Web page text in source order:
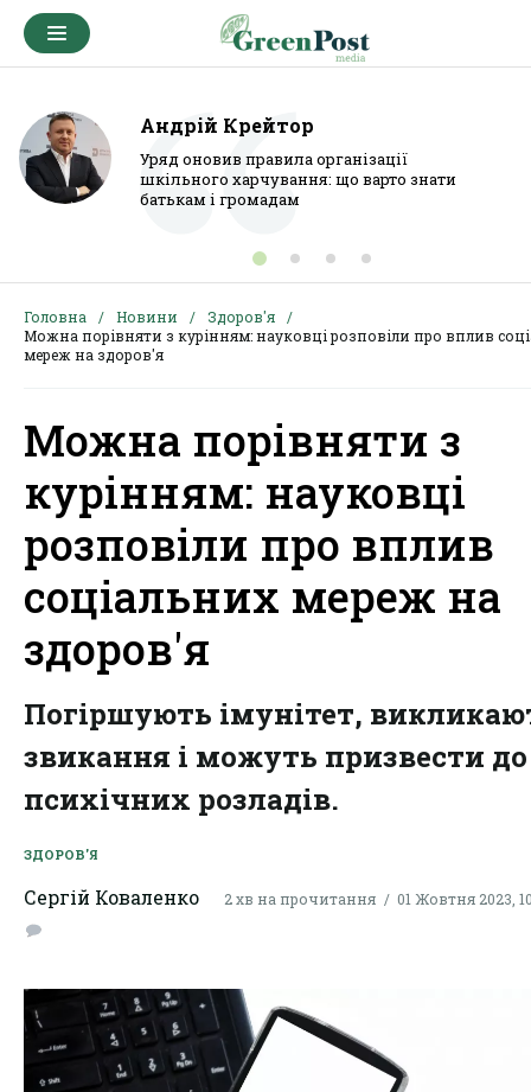
Андрій Крейтор
Уряд оновив правила організації
шкільного харчування: що варто знати
батькам і громадам
Головна Новини
Здоров'я
Можна порівняти з курінням: науковці розповіли про вплив
мереж на здоров'я
Можна порівняти з
курінням: науковці
розповіли про вплив
соціальних мереж на
здоров'я
Погіршують імунітет,
звикання і можуть призвести до
психічних розладів.
ЗДОРОВ'Я
Сергій Коваленко 2 хв на прочитання 01 Жовтня 2023,